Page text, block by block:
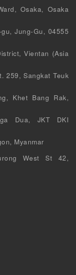
Osaka, Osaka
Jung-Gu, 04555
Vientan (Asia
259, Sangkat Teuk
Khet Bang Rak,
Dua, JKT DKI
Myanmar
West St 42,